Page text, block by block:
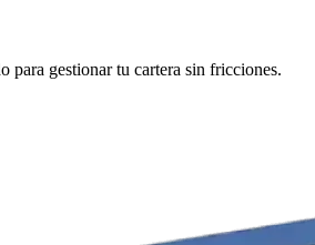
para gestionar tu cartera sin fricciones.